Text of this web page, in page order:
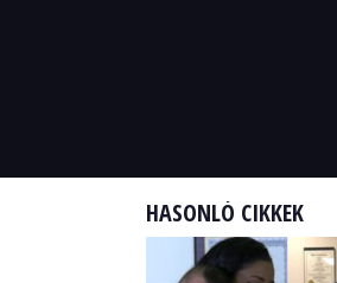
HASONLÓ CIKKEK